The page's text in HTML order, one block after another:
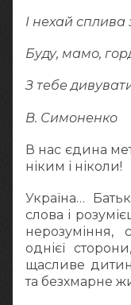
І нехай сплива
Буду, мамо,
З тебе
В. Симоненко
В нас єдина
ніким і ніколи!
Україна…
слова і
нерозуміння,
однієї
щасливе
та безхмарне